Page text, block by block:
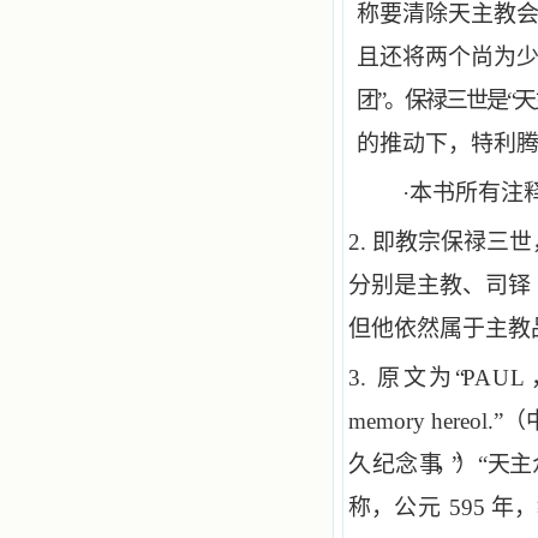
称要清除天主教
且还将两个尚为
团”。保禄三世是“
的推动下，特利
·本书所有注
2. 即教宗保禄三
分别是主教、司
但他依然属于主
3. 原文为“PAUL
memory hereol.”
久纪念事，”） “天主
称， 公元 595 年